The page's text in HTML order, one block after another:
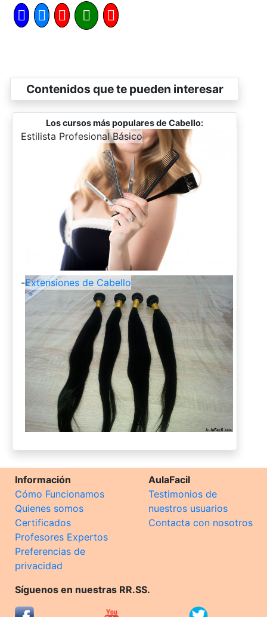
Contenidos que te pueden interesar
Los cursos más populares de Cabello:
-
Estilista Profesional Básico
-Extensiones de Cabello
Información
Cómo Funcionamos
Quienes somos
Certificados
Profesores Expertos
Preferencias de
privacidad
AulaFacil
Testimonios de
nuestros usuarios
Contacta con nosotros
Síguenos en nuestras RR.SS.